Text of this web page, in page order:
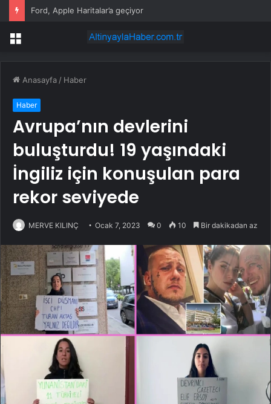
Ford, Apple Haritalar’a geçiyor
Menü
Anasayfa / Haber
Haber
Avrupa’nın devlerini
buluşturdu! 19 yaşındaki
İngiliz için konuşulan para
rekor seviyede
MERVE KILINÇ Ocak 7, 2023 0 10 Bir dakikadan az